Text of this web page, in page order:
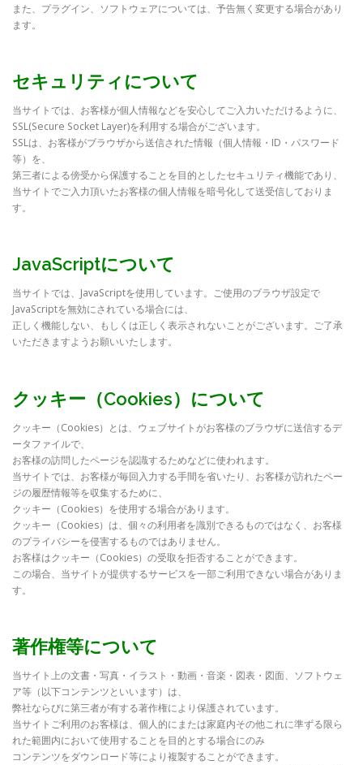
また、プラグイン、ソフトウェアについては、予告無く変更する場合があり
ます。
セキュリティについて
当サイトでは、お客様が個人情報などを安心してご入力いただけるように、
SSL(Secure Socket Layer)を利用する場合がございます。
SSLは、お客様がブラウザから送信された情報（個人情報・ID・パスワード
等）を、
第三者による傍受から保護することを目的としたセキュリティ機能であり、
当サイトでご入力頂いたお客様の個人情報を暗号化して送受信しておりま
す。
JavaScriptについて
当サイトでは、JavaScriptを使用しています。ご使用のブラウザ設定で
JavaScriptを無効にされている場合には、
正しく機能しない、もしくは正しく表示されないことがございます。ご了承
いただきますようお願いいたします。
クッキー（Cookies）について
クッキー（Cookies）とは、ウェブサイトがお客様のブラウザに送信するデ
ータファイルで、
お客様の訪問したページを認識するためなどに使われます。
当サイトでは、お客様が毎回入力する手間を省いたり、お客様が訪れたペー
ジの履歴情報等を収集するために、
クッキー（Cookies）を使用する場合があります。
クッキー（Cookies）は、個々の利用者を識別できるものではなく、お客様
のプライバシーを侵害するものではありません。
お客様はクッキー（Cookies）の受取を拒否することができます。
この場合、当サイトが提供するサービスを一部ご利用できない場合がありま
す。
著作権等について
当サイト上の文書・写真・イラスト・動画・音楽・図表・図面、ソフトウェ
ア等（以下コンテンツといいます）は、
弊社ならびに第三者が有する著作権により保護されています。
当サイトご利用のお客様は、個人的にまたは家庭内その他これに準ずる限ら
れた範囲内において使用することを目的とする場合にのみ
コンテンツをダウンロード等により複製することができます。